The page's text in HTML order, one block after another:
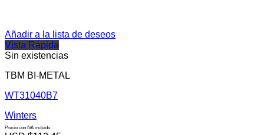
Añadir a la lista de deseos
Vista Rápida
Sin existencias
TBM BI-METAL
WT31040B7
Winters
Precio con IVA incluido